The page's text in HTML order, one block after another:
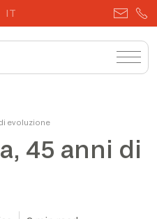
IT
evoluzione
45 anni di